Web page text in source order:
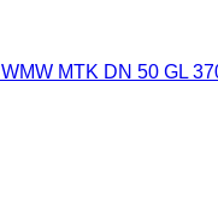
WMW MTK DN 50 GL